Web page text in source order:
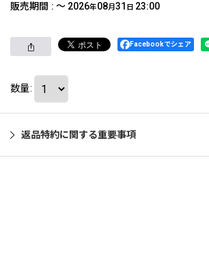
販売期間 : ～ 2026年08月 31 日 23:00
Facebookでシェア
数量:
返品特約に関する重要事項